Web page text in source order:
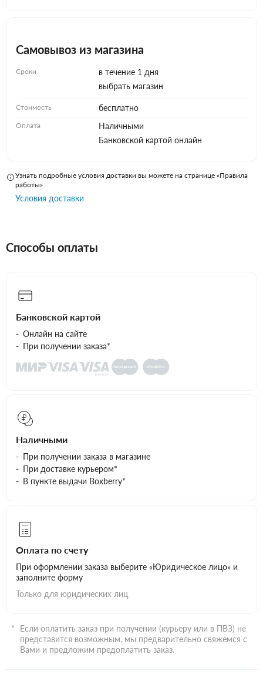
Самовывоз из магазина
Сроки
в течение 1 дня
выбрать магазин
Стоимость бесплатно
Оплата
Наличными
Банковской картой онлайн
Узнать подробные условия доставки вы можете на странице «Правила
работы»
Условия доставки
Способы оплаты
Банковской картой
Онлайн на сайте
При получении заказа*
Наличными
При получении заказа в магазине
При доставке курьером*
В пункте выдачи Boxberry*
Оплата по счету
При оформлении заказа выберите «Юридическое лицо» и
заполните форму
Только для юридических лиц
Если оплатить заказ при получении (курьеру или в ПВЗ) не
представится возможным, мы предварительно свяжемся с
Вами и предложим предоплатить заказ.